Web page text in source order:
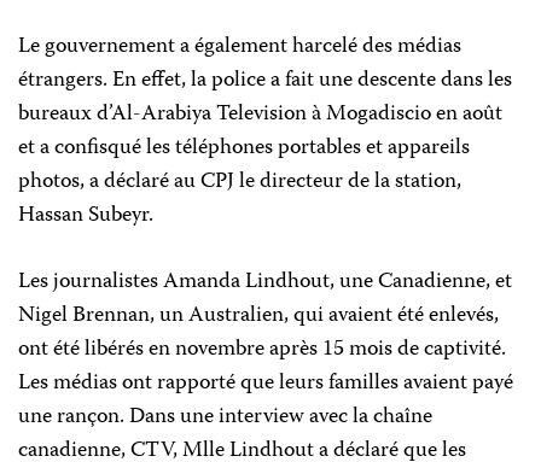
Le gouvernement a également harcelé des médias
étrangers. En effet, la police a fait une descente dans les
bureaux d’Al-Arabiya Television à Mogadiscio en août
et a confisqué les téléphones portables et appareils
photos, a déclaré au CPJ le directeur de la station,
Hassan Subeyr.
Les journalistes Amanda Lindhout, une Canadienne, et
Nigel Brennan, un Australien, qui avaient été enlevés,
ont été libérés en novembre après 15 mois de captivité.
Les médias ont rapporté que leurs familles avaient payé
une rançon. Dans une interview avec la chaîne
canadienne, CTV, Mlle Lindhout a déclaré que les